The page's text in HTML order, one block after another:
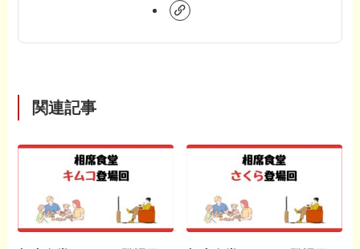
関連記事